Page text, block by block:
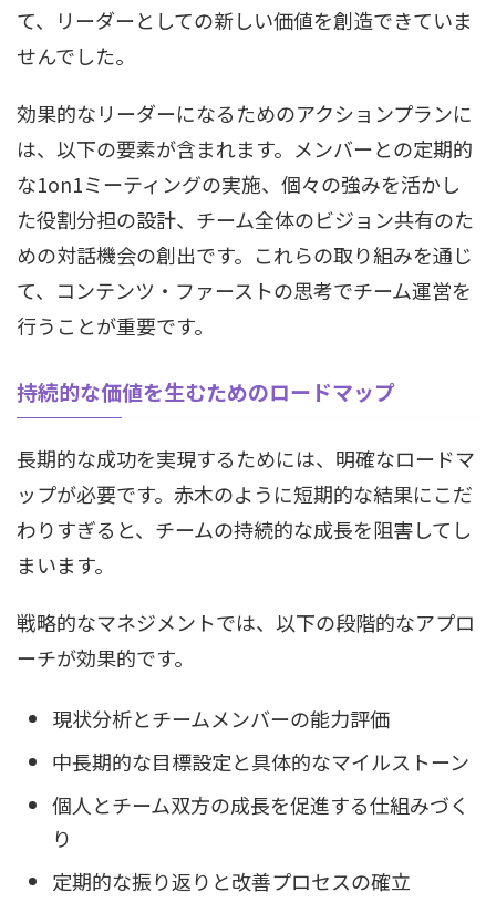
て、リーダーとしての新しい価値を創造できていま
せんでした。
効果的なリーダーになるためのアクションプランに
は、以下の要素が含まれます。メンバーとの定期的
な1on1ミーティングの実施、個々の強みを活かし
た役割分担の設計、チーム全体のビジョン共有のた
めの対話機会の創出です。これらの取り組みを通じ
て、コンテンツ・ファーストの思考でチーム運営を
行うことが重要です。
持続的な価値を生むためのロードマップ
長期的な成功を実現するためには、明確なロードマ
ップが必要です。赤木のように短期的な結果にこだ
わりすぎると、チームの持続的な成長を阻害してし
まいます。
戦略的なマネジメントでは、以下の段階的なアプロ
ーチが効果的です。
現状分析とチームメンバーの能力評価
中長期的な目標設定と具体的なマイルストーン
個人とチーム双方の成長を促進する仕組みづく
り
定期的な振り返りと改善プロセスの確立